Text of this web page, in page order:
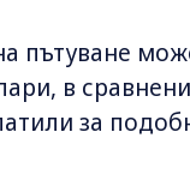
пътуване
в
за